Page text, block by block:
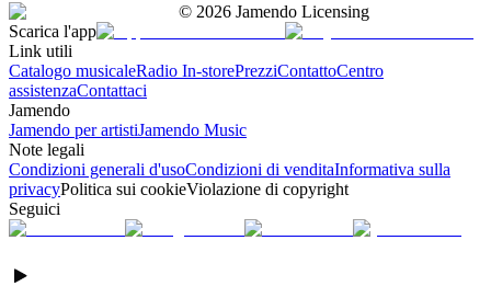
© 2026 Jamendo Licensing
Scarica l'app
Link utili
Catalogo musicaleRadio In-storePrezziContattoCentro
assistenzaContattaci
Jamendo
Jamendo per artistiJamendo Music
Note legali
Condizioni generali d'usoCondizioni di venditaInformativa sulla
privacyPolitica sui cookieViolazione di copyright
Seguici